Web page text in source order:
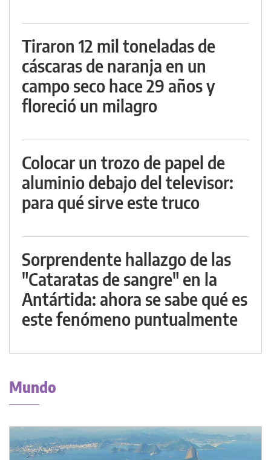
Tiraron 12 mil toneladas de
cáscaras de naranja en un
campo seco hace 29 años y
floreció un milagro
Colocar un trozo de papel de
aluminio debajo del televisor:
para qué sirve este truco
Sorprendente hallazgo de las
"Cataratas de sangre" en la
Antártida: ahora se sabe qué es
este fenómeno puntualmente
Mundo